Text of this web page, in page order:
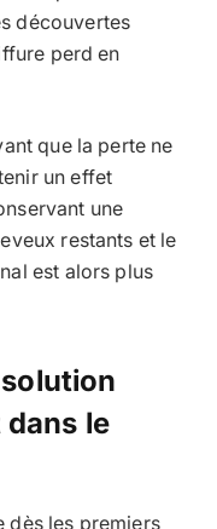
découvertes
perd en
que la perte ne
un effet
une
restants et le
est alors plus
le
dès les premiers